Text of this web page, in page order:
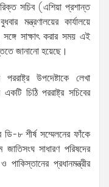
সচিব (এশিয়া প্রশান্ত
মন্ত্রণালয়ের কার্যালয়ে
সঙ্গে সাক্ষাৎ করার সময় এই
জানানো হয়েছে।
উপদেষ্টাকে লেখা
চিঠি পররাষ্ট্র সচিবের
৮ শীর্ষ সম্মেলনের ফাঁকে
সাধারণ পরিষদের
পাকিস্তানের প্রধানমন্ত্রীর